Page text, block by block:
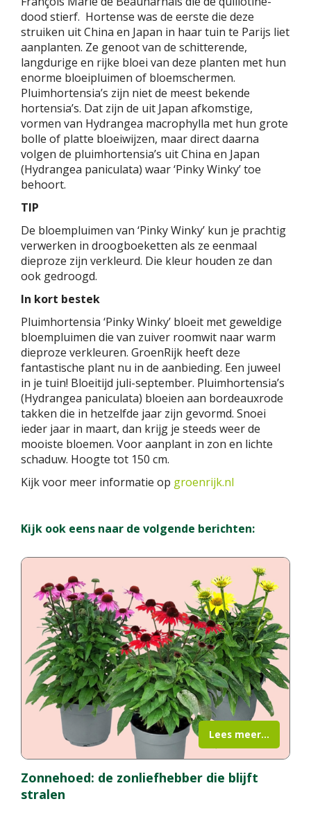
dood stierf. Hortense was de eerste die deze
struiken uit China en Japan in haar tuin te Parijs liet
aanplanten. Ze genoot van de schitterende,
langdurige en rijke bloei van deze planten met hun
enorme bloeipluimen of bloemschermen.
Pluimhortensia’s zijn niet de meest bekende
hortensia’s. Dat zijn de uit Japan afkomstige,
vormen van Hydrangea macrophylla met hun grote
bolle of platte bloeiwijzen, maar direct daarna
volgen de pluimhortensia’s uit China en Japan
(Hydrangea paniculata) waar ‘Pinky Winky’ toe
behoort.
TIP
De bloempluimen van ‘Pinky Winky’ kun je prachtig
verwerken in droogboeketten als ze eenmaal
dieproze zijn verkleurd. Die kleur houden ze dan
ook gedroogd.
In kort bestek
Pluimhortensia ‘Pinky Winky’ bloeit met geweldige
bloempluimen die van zuiver roomwit naar warm
dieproze verkleuren. GroenRijk heeft deze
fantastische plant nu in de aanbieding. Een juweel
in je tuin! Bloeitijd juli-september. Pluimhortensia’s
(Hydrangea paniculata) bloeien aan bordeauxrode
takken die in hetzelfde jaar zijn gevormd. Snoei
ieder jaar in maart, dan krijg je steeds weer de
mooiste bloemen. Voor aanplant in zon en lichte
schaduw. Hoogte tot 150 cm.
Kijk voor meer informatie op groenrijk.nl
Kijk ook eens naar de volgende berichten:
Zonnehoed: de zonliefhebber die blijft
stralen
Lees meer...